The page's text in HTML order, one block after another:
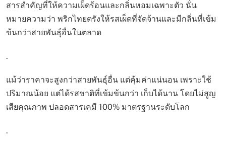
สารสำคัญที่ให้ความเผ็ดร้อนและกลิ่นหอมเฉพาะตัว นั่น
หมายความว่า พริกไทยตรังให้รสเผ็ดที่จัดจ้านและมีกลิ่นที่เข้ม
ข้นกว่าสายพันธุ์อื่นในตลาด
.
แม้ว่าราคาจะสูงกว่าสายพันธุ์อื่น แต่คุ้มค่าแน่นอน เพราะใช้
ปริมาณน้อย แต่ได้รสชาติที่เข้มข้นกว่า เก็บได้นาน โดยไม่สูญ
เสียคุณภาพ ปลอดสารเคมี 100% มาตรฐานระดับโลก
.